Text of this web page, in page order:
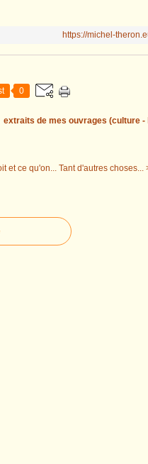
https://michel-
0
extraits de mes ouvrages (culture
et ce qu'on... Tant d'autres choses...